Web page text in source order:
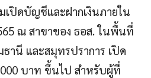
ปิดบัญชีและฝากเงินภายใน
ณ สาขาของ ธอส. ในพื้นที่
านี และสมุทรปราการ เปิด
บาท ขึ้นไป สำหรับผู้ที่